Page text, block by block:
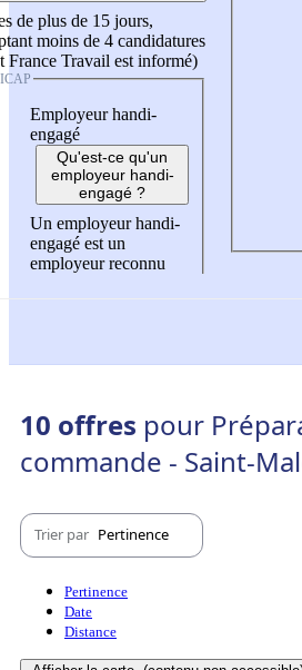
de plus de 15 jours,
moins de 4 candidatures
France Travail est informé)
Employeur handi-
engagé
Qu'est-ce qu'un
employeur handi-
engagé ?
Un employeur handi-
engagé est un
employeur reconnu
10 offres pour
commande - Saint-
Trier par Pertinence
Pertinence
Date
Distance